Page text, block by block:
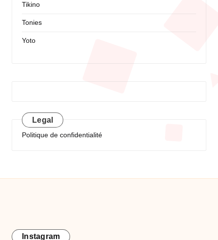
Tikino
Tonies
Yoto
Legal
Politique de confidentialité
Instagram